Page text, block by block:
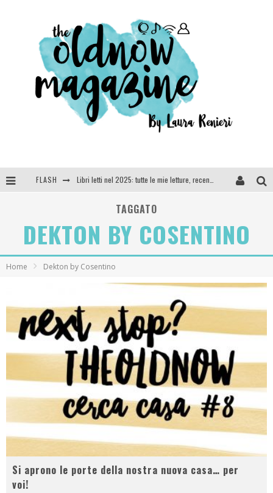
FLASH
SEE YOU AT 5 | Chanel
Anya Taylor-Joy, Jisoo e Willow Smith protagoniste della nuova campagna Dior Addict
TAGGATO
DEKTON BY COSENTINO
Home Dekton by Cosentino
Si aprono le porte della nostra nuova casa… per
voi!